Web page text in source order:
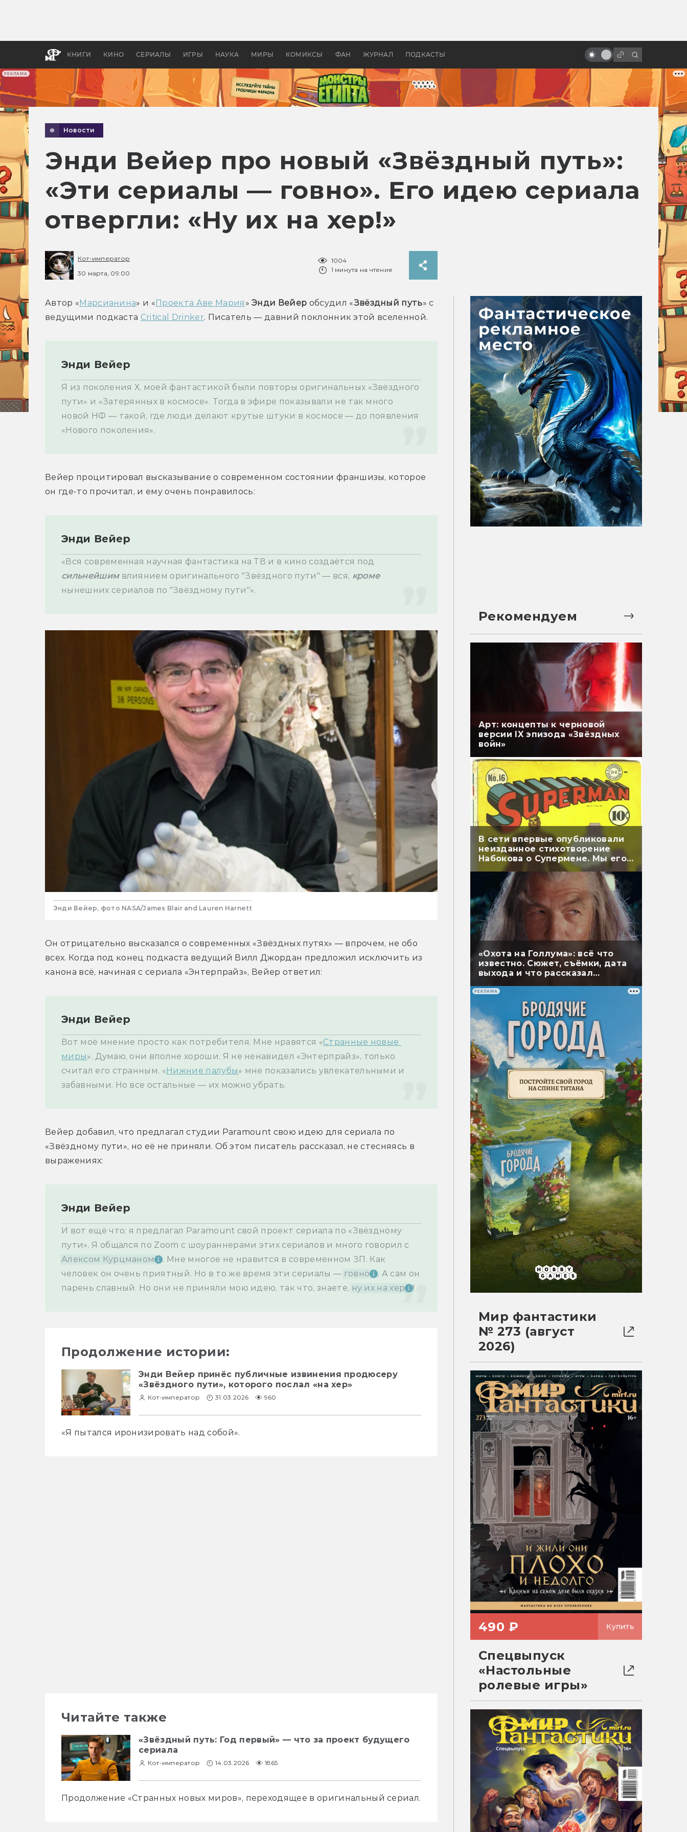
РЕКЛАМА
КНИГИ КИНО СЕРИАЛЫ ИГРЫ НАУКА МИРЫ КОМИКСЫ ФАН ЖУРНАЛ ПОДКАСТЫ
бы «Властелина колец»
Древней Грецией
мёртвых девочек
Новости
Энди Вейер про новый «Звёздный путь»:
«Эти сериалы — говно». Его идею сериала
отвергли: «Ну их на хер!»
Кот-император
30 марта, 09:00
1004
1 минута на чтение
Автор « Марсианина» и « Проекта Аве Мария » Энди Вейер обсудил «Звёздный путь» с
ведущими подкаста Critical Drinker
Энди Вейер
Я из поколения Х, моей фантастикой были повторы оригинальных «Звёздного
пути» и «Затерянных в космосе». Тогда в эфире показывали не так много
новой НФ — такой, где люди делают крутые штуки в космосе — до появления
«Нового поколения».
Вейер процитировал высказывание о современном состоянии франшизы, которое
он где-то прочитал, и ему очень понравилось:
Энди Вейер
сильнейшим влиянием оригинального "Звёздного пути" — вся,
кроме
нынешних сериалов по "Звёздному пути"».
Энди Вейер, фото NASA/James Blair and Lauren Harnett
Он отрицательно высказался о современных «Звёздных путях» — впрочем, не обо
всех. Когда под конец подкаста ведущий Вилл Джордан предложил исключить из
канона всё, начиная с сериала «Энтерпрайз», Вейер ответил:
Энди Вейер
Вот моё мнение просто как потребителя. Мне нравятся «Странные новые
миры». Думаю, они вполне хороши. Я не ненавидел «Энтерпрайз», только
считал его странным. «Нижние палубы» мне показались увлекательными и
забавными. Но все остальные — их можно убрать.
Вейер добавил, что предлагал студии Paramount свою идею для сериала по
«Звёздному пути», но её не приняли. Об этом писатель рассказал, не стесняясь в
выражениях:
Энди Вейер
И вот ещё что: я предлагал Paramount свой проект сериала по «Звёздному
пути». Я общался по Zoom с шоураннерами этих сериалов и много говорил с
Алексом Курцманом
. Мне многое не нравится в современном ЗП. Как
человек он очень приятный. Но в то же время эти сериалы — говно
. А сам он
парень славный. Но они не приняли мою идею, так что, знаете, ну их на хер !
Продолжение истории:
Энди Вейер принёс публичные извинения продюсеру
«Звёздного пути», которого послал «на хер»
Кот-император 31.03.2026 960
«Я пытался иронизировать над собой».
Читайте также
«Звёздный путь: Год первый» — что за проект будущего
сериала
Кот-император 14.03.2026 1865
Продолжение «Странных новых миров», переходящее в оригинальный сериал.
Рекомендуем
Арт: концепты к черновой
версии IX эпизода «Звёздных
войн»
В сети впервые опубликовали
неизданное стихотворение
Набокова о Супермене. Мы его
перевели
«Охота на Голлума»: всё что
известно. Сюжет, съёмки, дата
выхода и что рассказал
РЕКЛАМА
Мир фантастики
№ 273 (август
2026)
490 ₽ Купить
Спецвыпуск
«Настольные
ролевые игры»